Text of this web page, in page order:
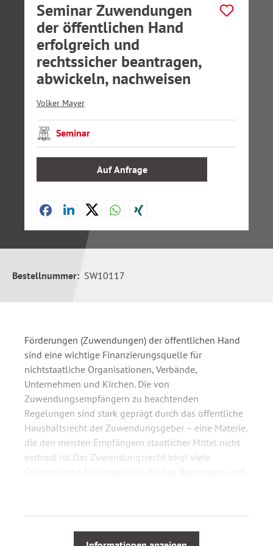
Seminar Zuwendungen
der öffentlichen Hand
erfolgreich und
rechtssicher beantragen,
abwickeln, nachweisen
Volker Mayer
Seminar
Auf Anfrage
Bestellnummer: SW10117
Förderungen (Zuwendungen) der öffentlichen Hand
sind eine wichtige Finanzierungsquelle für
nichtstaatliche Organisationen, Verbände,
Unternehmen und Kirchen. Die von
Zuwendungsempfängern zu beachtenden
Regelungen sind stark geprägt durch das öffentliche
Haushaltsrecht der Zuwendungsgeber – eine Materie,
die den meisten Empfängern staatlicher Mittel nicht
vertraut ist. Das Zuwendungsrecht birgt viele
vollständigen Verlust der Förderung führen. Das